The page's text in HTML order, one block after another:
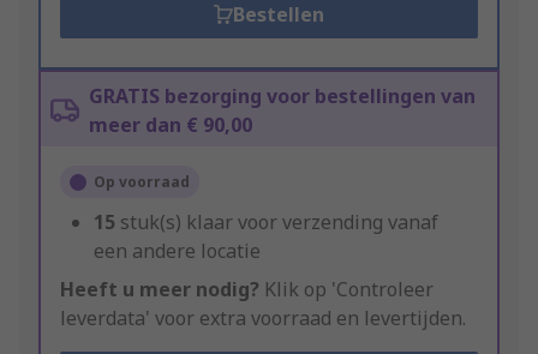
Bestellen
GRATIS bezorging voor bestellingen van
meer dan € 90,00
Op voorraad
15 stuk(s) klaar voor verzending vanaf
een andere locatie
Heeft u meer nodig? Klik op 'Controleer
leverdata' voor extra voorraad en levertijden.